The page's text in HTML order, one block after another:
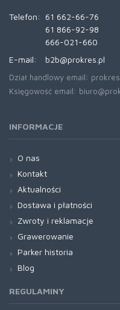
Telefon:
61 662-66-76
61 866-92-98
666-021-660
E-mail:
b2b@prokres.pl
Dział handlowy email:
Księgowość email:
INFORMACJE
O nas
Kontakt
Aktualności
Dostawa i płatności
Zwroty i reklamacje
Grawerowanie
Parker historia
Blog
REGULAMINY